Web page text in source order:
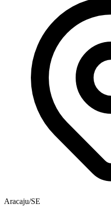
Aracaju/SE